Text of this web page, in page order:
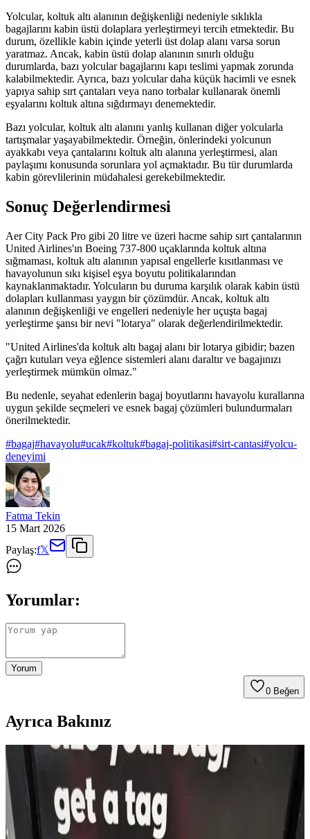
Yolcular, koltuk altı alanının değişkenliği nedeniyle sıklıkla
bagajlarını kabin üstü dolaplara yerleştirmeyi tercih etmektedir. Bu
durum, özellikle kabin içinde yeterli üst dolap alanı varsa sorun
yaratmaz. Ancak, kabin üstü dolap alanının sınırlı olduğu
durumlarda, bazı yolcular bagajlarını kapı teslimi yapmak zorunda
kalabilmektedir. Ayrıca, bazı yolcular daha küçük hacimli ve esnek
yapıya sahip sırt çantaları veya nano torbalar kullanarak önemli
eşyalarını koltuk altına sığdırmayı denemektedir.
Bazı yolcular, koltuk altı alanını yanlış kullanan diğer yolcularla
tartışmalar yaşayabilmektedir. Örneğin, önlerindeki yolcunun
ayakkabı veya çantalarını koltuk altı alanına yerleştirmesi, alan
paylaşımı konusunda sorunlara yol açmaktadır. Bu tür durumlarda
kabin görevlilerinin müdahalesi gerekebilmektedir.
Sonuç Değerlendirmesi
Aer City Pack Pro gibi 20 litre ve üzeri hacme sahip sırt çantalarının
United Airlines'ın Boeing 737-800 uçaklarında koltuk altına
sığmaması, koltuk altı alanının yapısal engellerle kısıtlanması ve
havayolunun sıkı kişisel eşya boyutu politikalarından
kaynaklanmaktadır. Yolcuların bu duruma karşılık olarak kabin üstü
dolapları kullanması yaygın bir çözümdür. Ancak, koltuk altı
alanının değişkenliği ve engelleri nedeniyle her uçuşta bagaj
yerleştirme şansı bir nevi "lotarya" olarak değerlendirilmektedir.
"United Airlines'da koltuk altı bagaj alanı bir lotarya gibidir; bazen
çağrı kutuları veya eğlence sistemleri alanı daraltır ve bagajınızı
yerleştirmek mümkün olmaz."
Bu nedenle, seyahat edenlerin bagaj boyutlarını havayolu kurallarına
uygun şekilde seçmeleri ve esnek bagaj çözümleri bulundurmaları
önerilmektedir.
#bagaj#havayolu#ucak#koltuk#bagaj-politikasi#sirt-cantasi#yolcu-
deneyimi
Fatma Tekin
15 Mart 2026
Paylaş:f𝕏
Yorumlar:
Yorum
0 Beğen
Ayrıca Bakınız
22.5L ve Kişisel Eşya ile Seyahat veya Tek 30L Sırt
Çantası Tercihi: Hava Yolu Kısıtlamaları ve Konfor
Seyahatlerde 22.5L sırt çantası ve kişisel eşya kombinasyonu ile tek
28-30L sırt çantası arasındaki avantajlar, hava yolu kısıtlamaları ve
taşıma konforu açısından karşılaştırılıyor.